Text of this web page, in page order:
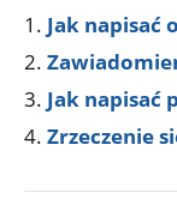
Jak napisać
Jak napisać
Zrzeczenie